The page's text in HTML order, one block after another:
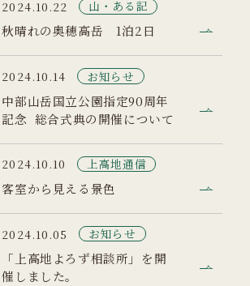
2024.10.22 山・ある記
秋晴れの奥穂高岳 1泊2日
2024.10.14 お知らせ
中部山岳国立公園指定90周年
記念 総合式典の開催について
2024.10.10 上高地通信
客室から見える景色
2024.10.05 お知らせ
「上高地よろず相談所」を開
催しました。